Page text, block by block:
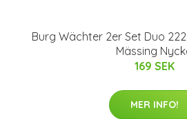
Burg Wächter 2er Set Duo
Mässing
169 SEK
MER INFO!